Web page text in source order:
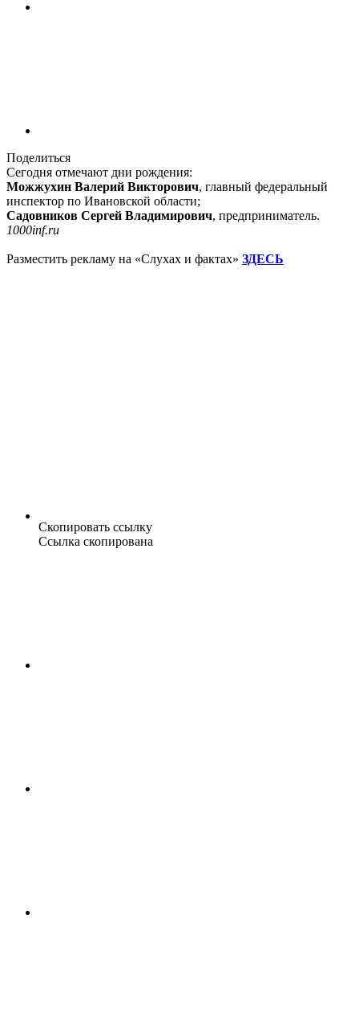
Поделиться
Сегодня отмечают дни рождения:
Можжухин Валерий Викторович, главный федеральный
инспектор по Ивановской области;
Садовников Сергей Владимирович, предприниматель.
1000inf.ru
Разместить рекламу на «Слухах и фактах» ЗДЕСЬ
Скопировать ссылку
Ссылка скопирована